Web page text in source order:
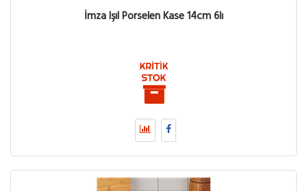
İmza Işıl Porselen Kase 14cm 6lı